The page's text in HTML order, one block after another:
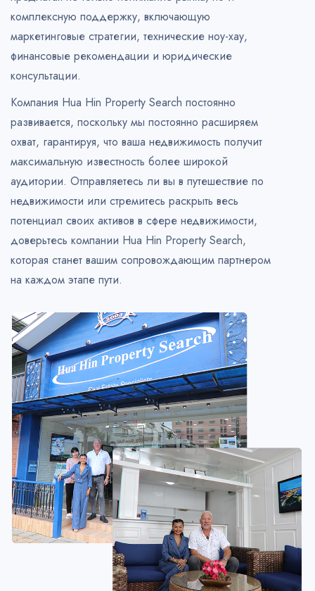
комплексную поддержку, включающую
маркетинговые стратегии, технические ноу-хау,
финансовые рекомендации и юридические
консультации.
Компания Hua Hin Property Search постоянно
развивается, поскольку мы постоянно расширяем
охват, гарантируя, что ваша недвижимость получит
максимальную известность более широкой
аудитории. Отправляетесь ли вы в путешествие по
недвижимости или стремитесь раскрыть весь
потенциал своих активов в сфере недвижимости,
доверьтесь компании Hua Hin Property Search,
которая станет вашим сопровождающим партнером
на каждом этапе пути.